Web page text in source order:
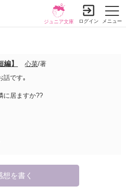
メニュー
ジュニア文庫 ログイン
】 心菜/著
話です｡
に居ますか??
想を書く